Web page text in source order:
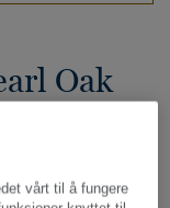
Oak
med å
fargene og
vårt til å fungere